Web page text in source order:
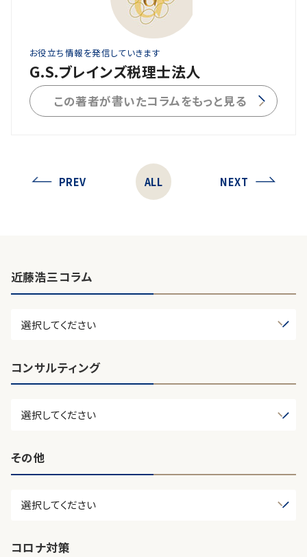
お役立ち情報を発信していきます
G.S.ブレインズ税理士法人
この著者が書いたコラムをもっと見る
PREV ALL NEXT
近藤浩三コラム
コンサルティング
その他
コロナ対策